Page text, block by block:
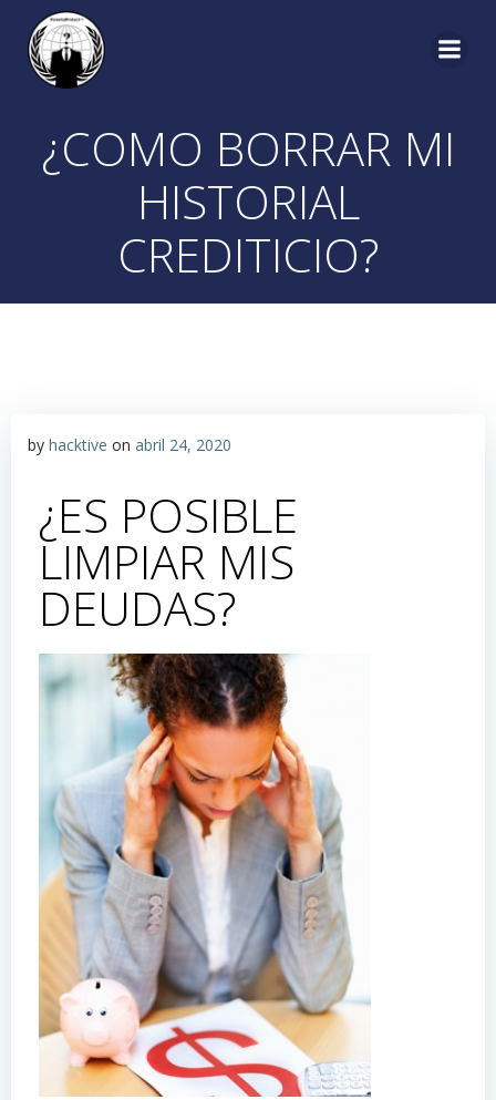
¿COMO BORRAR MI
HISTORIAL
CREDITICIO?
by hacktive on abril 24, 2020
¿ES POSIBLE
LIMPIAR MIS
DEUDAS?